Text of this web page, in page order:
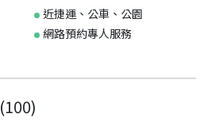
近捷運、公車、公園
網路預約專人服務
(100)